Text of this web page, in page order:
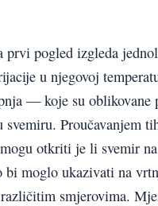
prvi pogled izgleda
u njegovoj
— koje su oblikovane
svemiru. Proučavanjem
otkriti je li svemir
bi moglo ukazivati na
smjerovima.